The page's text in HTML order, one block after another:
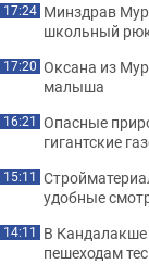
17:24 Минздрав
школьный
17:20 Оксана из
малыша
16:21 Опасные
гигантские
15:11
удобные
14:11 В Кандалакше
пешеходам